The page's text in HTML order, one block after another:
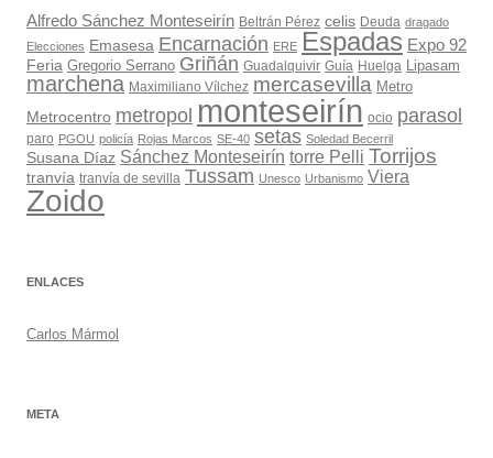
Alfredo Sánchez Monteseirín Beltrán Pérez celis Deuda dragado
Elecciones Emasesa Encarnación ERE Espadas Expo 92
Feria Gregorio Serrano Griñán Guadalquivir Guía Huelga Lipasam
marchena Maximiliano Vílchez mercasevilla Metro
Metrocentro metropol monteseirín ocio parasol
paro PGOU policía Rojas Marcos SE-40 setas Soledad Becerril
Susana Díaz Sánchez Monteseirín torre Pelli Torrijos
tranvía tranvía de sevilla Tussam Unesco Urbanismo Viera
Zoido
ENLACES
Carlos Mármol
META